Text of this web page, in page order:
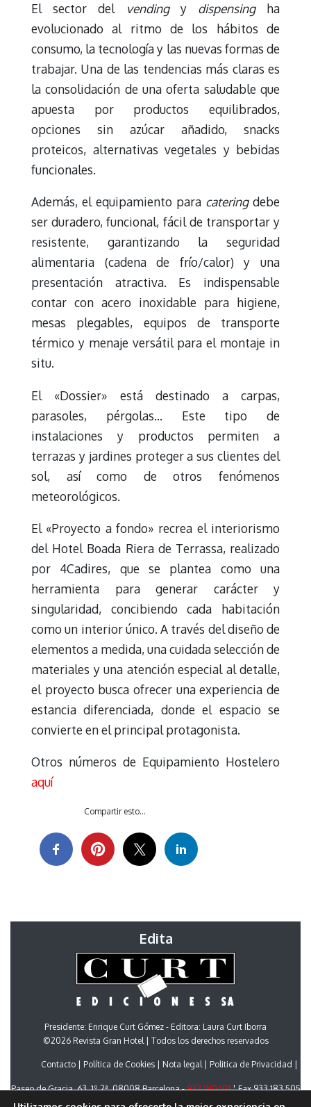
El sector del vending y dispensingha
evolucionado al ritmo de los hábitos de
consumo, la tecnología y las nuevas formas de
trabajar. Una de las tendencias más claras es
la consolidación de una oferta saludable que
apuesta por productos equilibrados,
opciones sin azúcar añadido, snacks
proteicos, alternativas vegetales y bebidas
funcionales.
Además, el equipamiento para cateringdebe
ser duradero, funcional, fácil de transportar y
resistente, garantizando la seguridad
alimentaria (cadena de frío/calor) y una
presentación atractiva. Es indispensable
contar con acero inoxidable para higiene,
mesas plegables, equipos de transporte
térmico y menaje versátil para el montaje in
situ.
El «Dossier» está destinado a carpas,
parasoles, pérgolas… Este tipo de
instalaciones y productos permiten a
terrazas y jardines proteger a sus clientes del
sol, así como de otros fenómenos
meteorológicos.
El «Proyecto a fondo» recrea el interiorismo
del Hotel Boada Riera de Terrassa, realizado
por 4Cadires, que se plantea como una
herramienta para generar carácter y
singularidad, concibiendo cada habitación
como un interior único. A través del diseño de
elementos a medida, una cuidada selección de
materiales y una atención especial al detalle,
el proyecto busca ofrecer una experiencia de
estancia diferenciada, donde el espacio se
convierte en el principal protagonista.
Otros números de Equipamiento Hostelero
aquí
Compartir esto...
Edita
Presidente: Enrique Curt Gómez - Editora: Laura Curt Iborra
©2026 Revista Gran Hotel | Todos los derechos reservados
Contacto Política de Cookies Nota legal Politica de Privacidad
Paseo de Gracia, 63. 1º 2ª. 08008 Barcelona -933 180 101¦ Fax 933 183 505
Select Language ▼